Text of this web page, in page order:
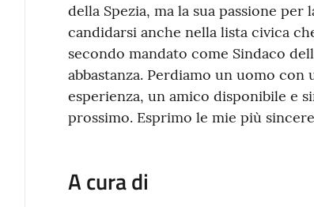
della Spezia, ma la sua passione
candidarsi anche nella lista civica
secondo mandato come Sindaco
abbastanza. Perdiamo un uomo
esperienza, un amico disponibile e
prossimo. Esprimo le mie più
A cura di